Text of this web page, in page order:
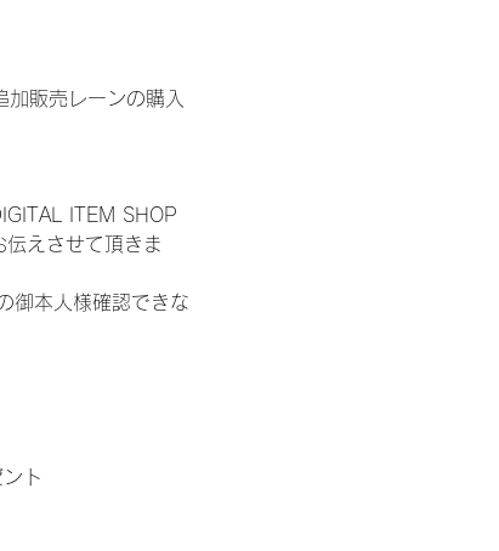
販売レーンの購入
ITEM SHOP
えさせて頂きま
御本人様確認できな
ト